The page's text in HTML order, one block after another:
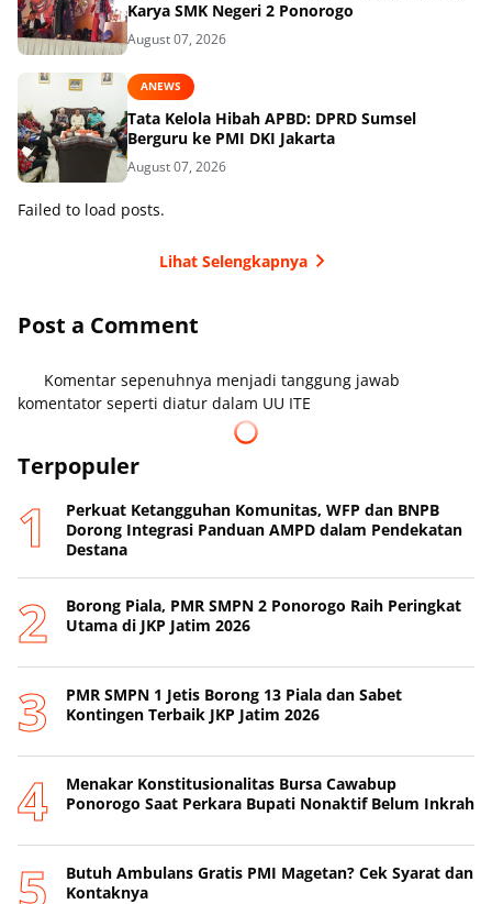
Karya SMK Negeri 2 Ponorogo
August 07, 2026
ANEWS
Tata Kelola Hibah APBD: DPRD Sumsel
Berguru ke PMI DKI Jakarta
August 07, 2026
Failed to load posts.
Lihat Selengkapnya
Post a Comment
Komentar sepenuhnya menjadi tanggung jawab
komentator seperti diatur dalam UU ITE
Terpopuler
Perkuat Ketangguhan Komunitas, WFP dan BNPB
Dorong Integrasi Panduan AMPD dalam Pendekatan
Destana
Borong Piala, PMR SMPN 2 Ponorogo Raih Peringkat
Utama di JKP Jatim 2026
PMR SMPN 1 Jetis Borong 13 Piala dan Sabet
Kontingen Terbaik JKP Jatim 2026
Menakar Konstitusionalitas Bursa Cawabup
Ponorogo Saat Perkara Bupati Nonaktif Belum Inkrah
Butuh Ambulans Gratis PMI Magetan? Cek Syarat dan
Kontaknya